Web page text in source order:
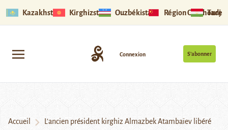
Kazakhstan Kirghizstan Ouzbékistan Région Ouïghoure
S’abonner
Connexion
Accueil L’ancien président kirghiz Almazbek Atambaïev libéré